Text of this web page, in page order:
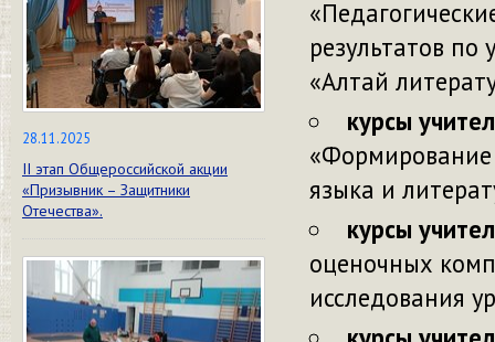
28.11.2025
II этап Общероссийской акции
«Призывник – Защитники
Отечества».
результатов
«Алтай
курсы
«Формирование
языка и
курсы
оценочных
исследования